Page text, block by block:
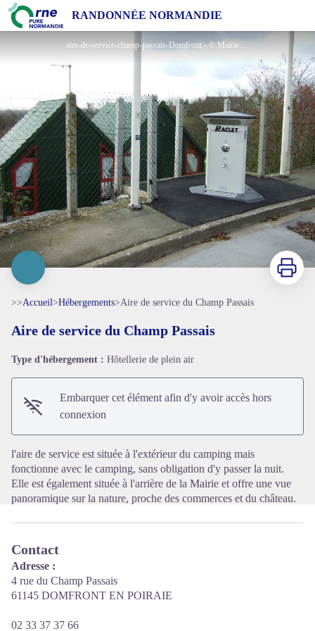
RANDONNÉE NORMANDIE
Aire de service du Champ Passais
aire-de-service-champ-passais-Domfront - © Mairie de Domfront
Voir l'image en plein écran
Imprimer
>>Accueil>Hébergements>Aire de service du Champ Passais
Aire de service du Champ Passais
Type d'hébergement : Hôtellerie de plein air
Embarquer cet élément afin d'y avoir accès hors
connexion
l'aire de service est située à l'extérieur du camping mais
fonctionne avec le camping, sans obligation d'y passer la nuit.
Elle est également située à l'arrière de la Mairie et offre une vue
panoramique sur la nature, proche des commerces et du château.
Contact
Adresse :
4 rue du Champ Passais
61145 DOMFRONT EN POIRAIE
02 33 37 37 66